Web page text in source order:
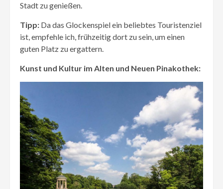
Stadt zu genießen.
Tipp: Da das Glockenspiel ein beliebtes Touristenziel
ist, empfehle ich, frühzeitig dort zu sein, um einen
guten Platz zu ergattern.
Kunst und Kultur im Alten und Neuen Pinakothek: